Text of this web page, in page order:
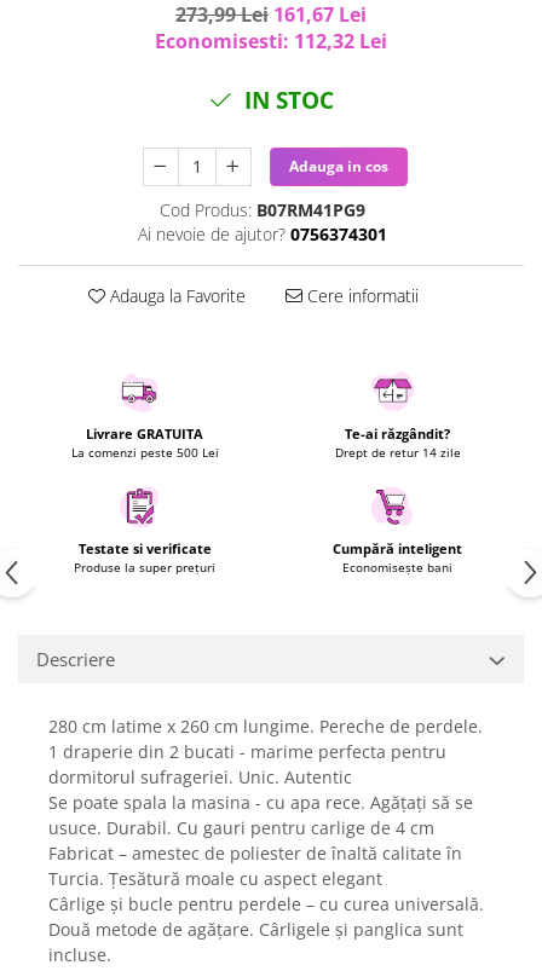
Utilaje si materiale de constructii
Telefoane Mobile & accesorii
Wearable & Gadgeturi
Electrocasnice & Climatizare
Accesorii si piese masini spalat
rufe si uscatoare
Aparate Frigorifice
Aparate Racire Aer
Aragaze si cuptoare cu microunde
Electrocasnice pentru Bucatarie
Fiare de calcat si masini de cusut
Ingrijire Locuinta
Purificatoare de aer
Bijuterii
Ceasuri dama
Cutii, curele si accesorii ceasuri
Genti si accesorii barbati
Genti si accesorii femei
Imbracaminte barbati
Imbracaminte femei
Imbracaminte si Incaltaminte copii
Incaltaminte barbati
273,99 Lei 161,67 Lei
Economisesti: 112,32 Lei
IN STOC
Adauga in cos
Cod Produs: B07RM41PG9
Ai nevoie de ajutor? 0756374301
Adauga la Favorite Cere informatii
Livrare GRATUITA
La comenzi peste 500 Lei
Te-ai răzgândit?
Drept de retur 14 zile
Testate si verificate
Produse la super prețuri
Cumpără inteligent
Economisește bani
Descriere
280 cm latime x 260 cm lungime. Pereche de perdele.
1 draperie din 2 bucati - marime perfecta pentru
dormitorul sufrageriei. Unic. Autentic
Se poate spala la masina - cu apa rece. Agățați să se
usuce. Durabil. Cu gauri pentru carlige de 4 cm
Fabricat – amestec de poliester de înaltă calitate în
Turcia. Țesătură moale cu aspect elegant
Cârlige și bucle pentru perdele – cu curea universală.
Două metode de agățare. Cârligele și panglica sunt
incluse.